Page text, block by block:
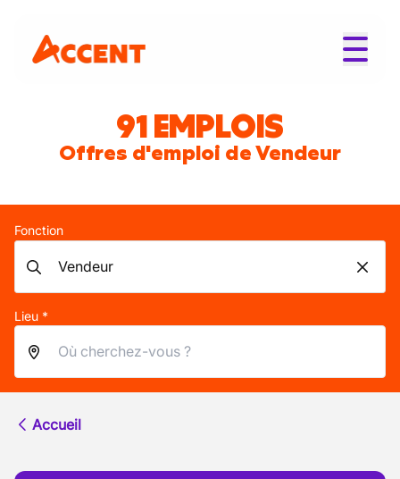
91 EMPLOIS
Offres d'emploi de Vendeur
Fonction
Lieu *
Accueil